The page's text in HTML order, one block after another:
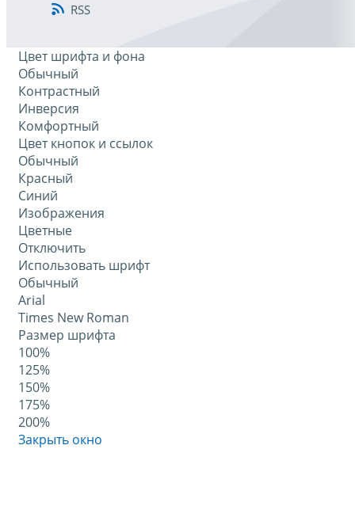
RSS
Цвет шрифта и фона
Обычный
Контрастный
Инверсия
Комфортный
Цвет кнопок и ссылок
Обычный
Красный
Синий
Изображения
Цветные
Отключить
Использовать шрифт
Обычный
Arial
Times New Roman
Размер шрифта
100%
125%
150%
175%
200%
Закрыть окно